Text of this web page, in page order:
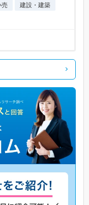
売
建設・建築